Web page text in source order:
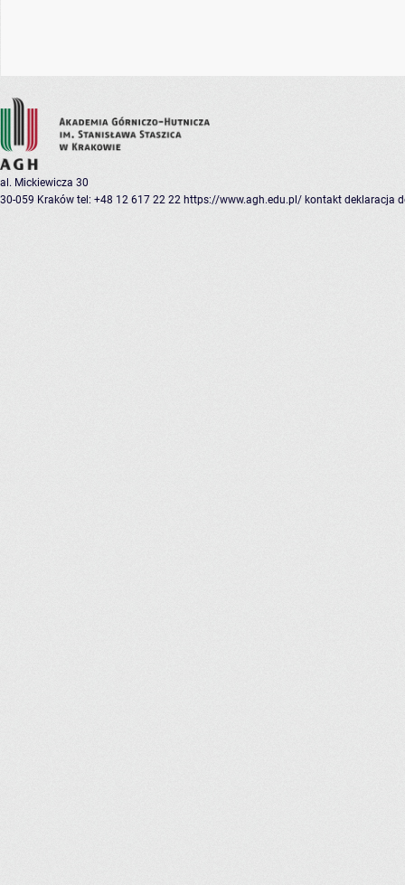
al. Mickiewicza 30
30-059 Kraków tel: +48 12 617 22 22 https://www.agh.edu.pl/ kontakt deklaracja